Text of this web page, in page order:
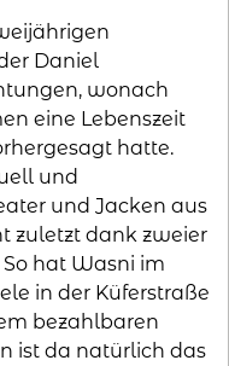
Daniel
wonach
eine Lebenszeit
hatte.
und
und Jacken aus
zuletzt dank zweier
hat Wasni im
in der Küferstraße
bezahlbaren
ist da natürlich das